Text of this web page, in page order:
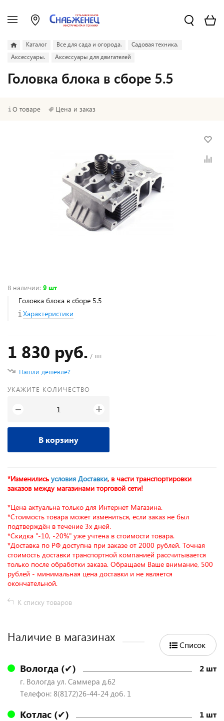
Каталог Все для сада и огорода.
Садовая техника.
Аксессуары.
Аксессуары для двигателей
Головка блока в сборе 5.5
О товаре Цена и заказ
В наличии: 9 шт
Головка блока в сборе 5.5
Характеристики
1 830 руб. / шт
Нашли дешевле?
УКАЖИТЕ КОЛИЧЕСТВО
− +
В корзину
*Изменились условия Доставки, в части транспортировки
заказов между магазинами торговой сети!
*Цена актуальна только для Интернет Магазина.
*Стоимость товара может измениться, если заказ не был
подтверждён в течение 3х дней.
*Скидка "-10, -20%" уже учтена в стоимости товара.
*Доставка по РФ доступна при заказе от 2000 рублей. Точная
стоимость доставки транспортной компанией рассчитывается
только после обработки заказа. Обращаем Ваше внимание, 500
рублей - минимальная цена доставки и не является
окончательной.
К списку товаров
Наличие в магазинах
Список
Вологда (✔) 2 шт
г. Вологда ул. Саммера д.62
Телефон: 8(8172)26-44-24 доб. 1
Котлас (✔) 1 шт